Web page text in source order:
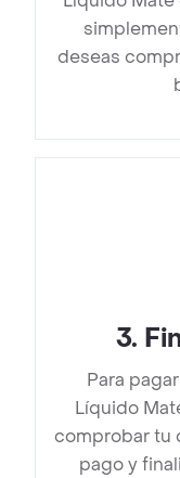
deseas
3.
Para
Líquido
comprobar tu
pago y